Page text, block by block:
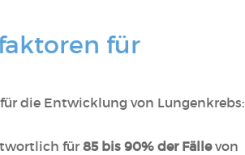
für
die Entwicklung von Lungenkrebs:
für 85 bis 90% der Fällevon